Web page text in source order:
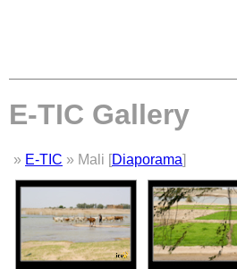
E-TIC Gallery
» E-TIC » Mali [Diaporama]